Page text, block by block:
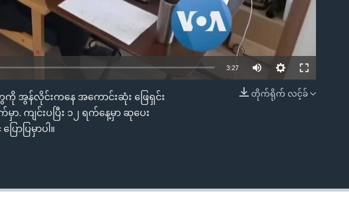
EMBED
3:27
တိုက်ရိုက် လင့်ခ်
ကို အွန်လိုင်းကနေ အကောင်းဆုံး ဖြေရှင်း
. ကျင်းပပြီး ၁၂ ရက်နေ့မှာ ဆုပေး
ာပြမှာပါ။